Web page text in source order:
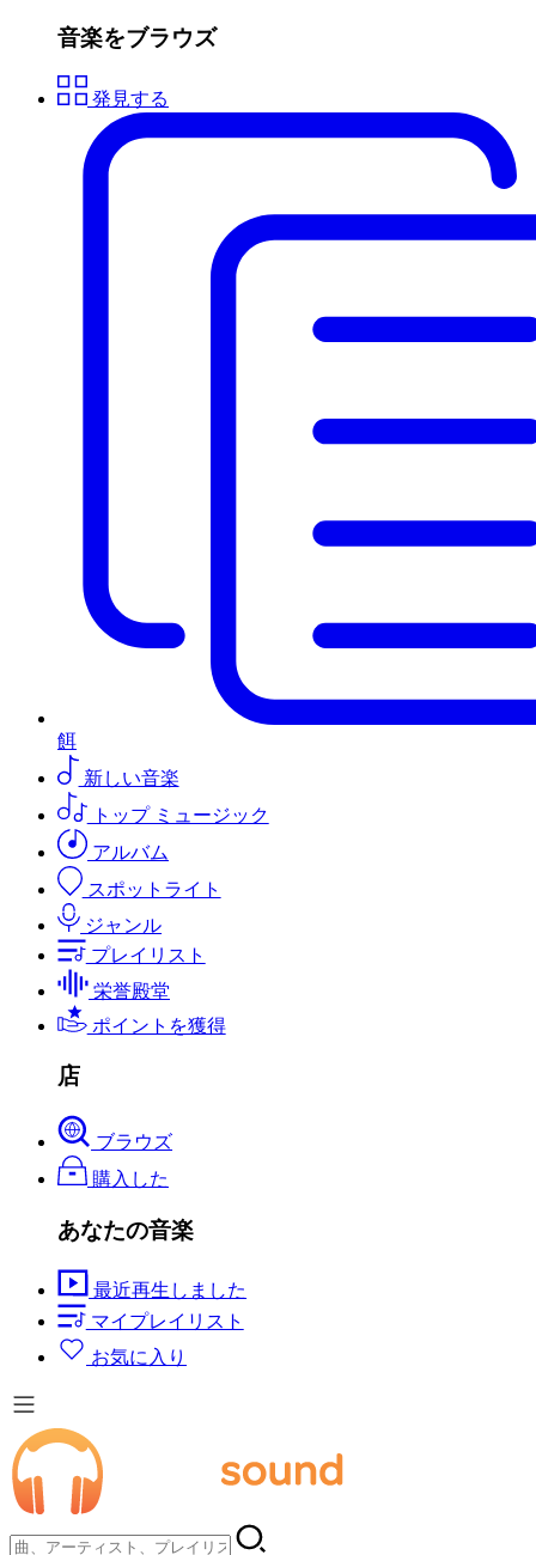
音楽をブラウズ
発見する
餌
新しい音楽
トップ ミュージック
アルバム
スポットライト
ジャンル
プレイリスト
栄誉殿堂
ポイントを獲得
店
ブラウズ
購入した
あなたの音楽
最近再生しました
マイプレイリスト
お気に入り